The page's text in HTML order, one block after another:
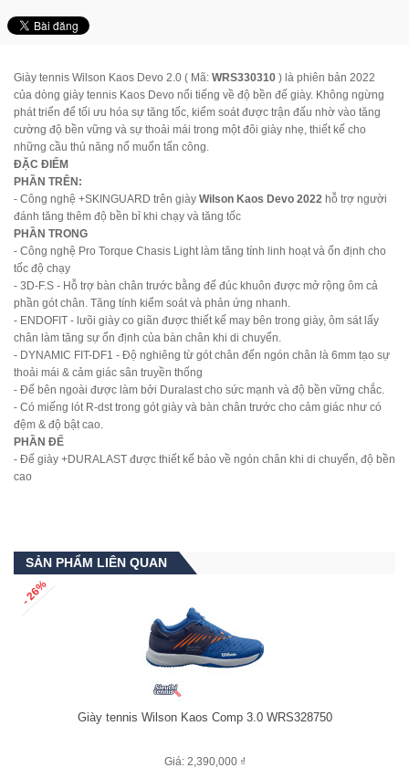
Giày tennis Wilson Kaos Devo 2.0 ( Mã: WRS330310 ) là phiên bản 2022
của dòng giày tennis Kaos Devo nổi tiếng về độ bền đế giày. Không ngừng
phát triển để tối ưu hóa sự tăng tốc, kiểm soát được trận đấu nhờ vào tăng
cường độ bền vững và sự thoải mái trong một đôi giày nhẹ, thiết kế cho
những cầu thủ năng nổ muốn tấn công.
ĐẶC ĐIỂM
PHẦN TRÊN:
- Công nghệ +SKINGUARD trên giày Wilson Kaos Devo 2022 hỗ trợ người
đánh tăng thêm độ bền bỉ khi chạy và tăng tốc
PHẦN TRONG
- Công nghệ Pro Torque Chasis Light làm tăng tính linh hoạt và ổn định cho
tốc độ chạy
- 3D-F.S - Hỗ trợ bàn chân trước bằng đế đúc khuôn được mở rộng ôm cả
phần gót chân. Tăng tính kiểm soát và phản ứng nhanh.
- ENDOFIT - lưõi giày co giãn được thiết kế may bên trong giày, ôm sát lấy
chân làm tăng sự ổn định của bàn chân khi di chuyển.
- DYNAMIC FIT-DF1 - Độ nghiêng từ gót chân đến ngón chân là 6mm tạo sự
thoải mái & cảm giác sân truyền thống
- Đế bên ngoài được làm bởi Duralast cho sức mạnh và độ bền vững chắc.
- Có miếng lót R-dst trong gót giày và bàn chân trước cho cảm giác như có
đệm & độ bật cao.
PHẦN ĐẾ
- Đế giày +DURALAST được thiết kế bảo về ngón chân khi di chuyển, độ bền
cao
SẢN PHẨM LIÊN QUAN
- 26%
Giày tennis Wilson Kaos Comp 3.0 WRS328750
Giá: 2,390,000 ₫